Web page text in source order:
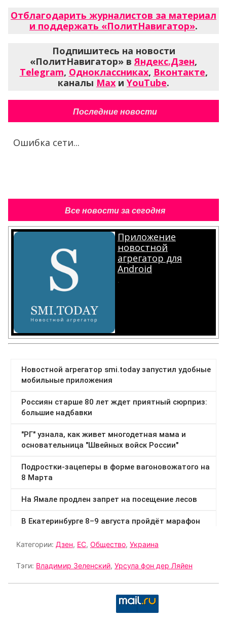
Отблагодарить журналистов за материал
и поддержать «ПолитНавигатор».
Подпишитесь на новости
«ПолитНавигатор» вЯндекс.Дзен,
Telegram, Одноклассниках, Вконтакте,
каналы Max и YouTube.
Последние новости
Ошибка сети...
Все новости за сегодня
Приложение
новостной
агрегатор для
Android
.
Категории: Дзен, ЕС, Общество, Украина
Тэги: Владимир Зеленский, Урсула фон дер Ляйен